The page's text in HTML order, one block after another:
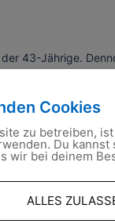
43-Jährige.
THW zur Stelle.
Bedingungen,
Leitung der
Jahren
Cookies
zu betreiben,
Du
wir bei deinem
ALLES